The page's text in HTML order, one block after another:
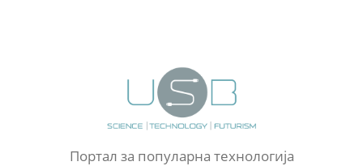
Портал за популарна технологија